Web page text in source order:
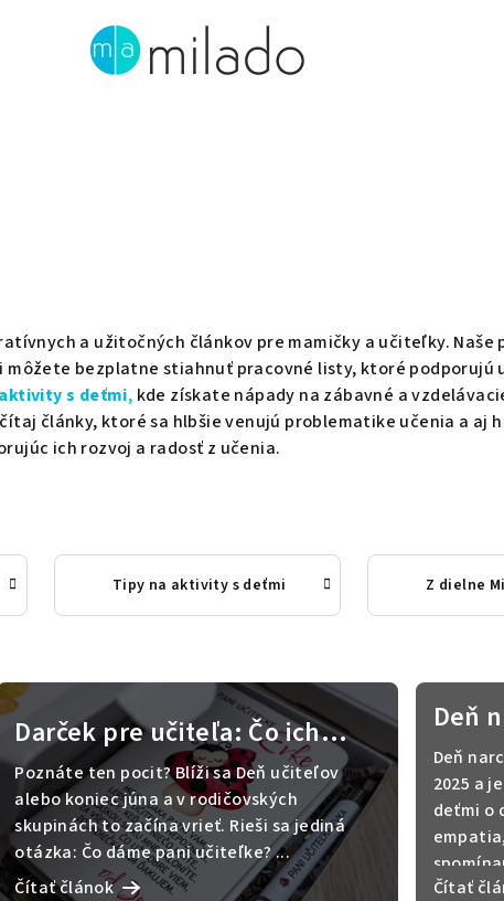
a užitočných článkov pre mamičky a učiteľky.
môžete bezplatne stiahnuť pracovné listy, ktoré podporujú
s deťmi, kde získate nápady na zábavné a
články, ktoré sa hlbšie venujú problematike učenia a aj
ich rozvoj a radosť z učenia.
Tipy na aktivity s deťmi Z dielne
Darček pre učiteľa: Čo ich
skutočne dojme a čo končí v
koši?
Poznáte ten pocit? Blíži sa Deň učiteľov
alebo koniec júna a v rodičovských
skupinách to začína vrieť. Rieši sa jediná
otázka: Čo dáme pani učiteľke? ...
Čítať článok
Deň
Deň
2025 a
deťmi o
Čítať